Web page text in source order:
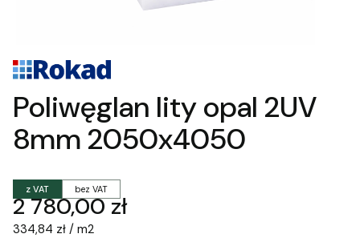
Poliwęglan lity opal 2UV
8mm 2050x4050
z VAT bez VAT
Cena
2 780,00 zł
334,84 zł / m2